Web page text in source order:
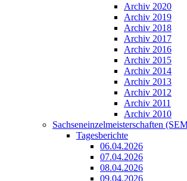
Archiv 2020
Archiv 2019
Archiv 2018
Archiv 2017
Archiv 2016
Archiv 2015
Archiv 2014
Archiv 2013
Archiv 2012
Archiv 2011
Archiv 2010
Sachseneinzelmeisterschaften
Tagesberichte
06.04.2026
07.04.2026
08.04.2026
09.04.2026